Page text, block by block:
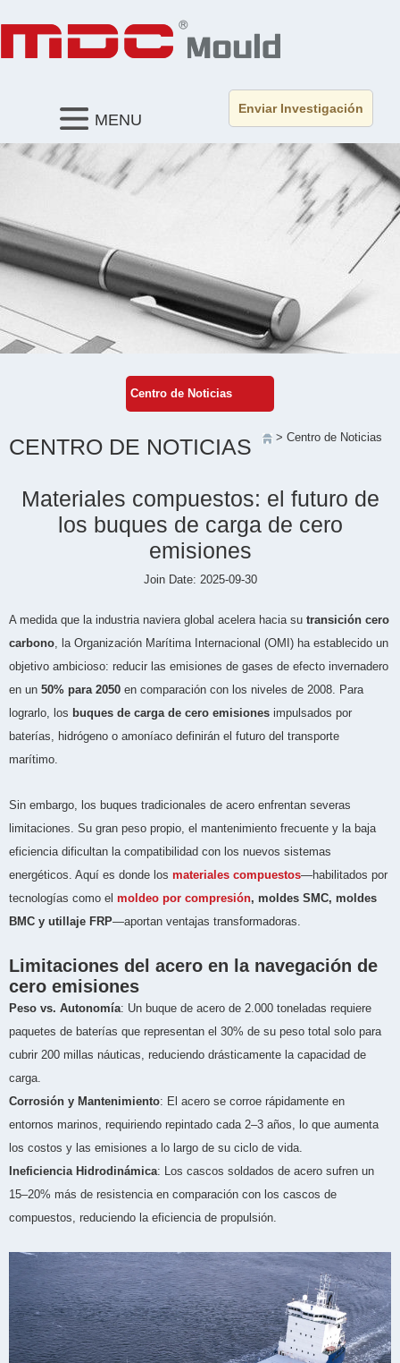
Enviar Investigación
MENU
Centro de Noticias
CENTRO DE NOTICIAS > Centro de Noticias
Materiales compuestos: el futuro de
los buques de carga de cero
emisiones
Join Date: 2025-09-30
A medida que la industria naviera global acelera hacia su transición cero
carbono, la Organización Marítima Internacional (OMI) ha establecido un
objetivo ambicioso: reducir las emisiones de gases de efecto invernadero
en un 50% para 2050 en comparación con los niveles de 2008. Para
lograrlo, los buques de carga de cero emisiones impulsados por
baterías, hidrógeno o amoníaco definirán el futuro del transporte
marítimo.
Sin embargo, los buques tradicionales de acero enfrentan severas
limitaciones. Su gran peso propio, el mantenimiento frecuente y la baja
eficiencia dificultan la compatibilidad con los nuevos sistemas
energéticos. Aquí es donde los materiales compuestos—habilitados por
tecnologías como el moldeo por compresión, moldes SMC, moldes
BMC y utillaje FRP—aportan ventajas transformadoras.
Limitaciones del acero en la navegación de
cero emisiones
Peso vs. Autonomía: Un buque de acero de 2.000 toneladas requiere
paquetes de baterías que representan el 30% de su peso total solo para
cubrir 200 millas náuticas, reduciendo drásticamente la capacidad de
carga.
Corrosión y Mantenimiento: El acero se corroe rápidamente en
entornos marinos, requiriendo repintado cada 2–3 años, lo que aumenta
los costos y las emisiones a lo largo de su ciclo de vida.
Ineficiencia Hidrodinámica: Los cascos soldados de acero sufren un
15–20% más de resistencia en comparación con los cascos de
compuestos, reduciendo la eficiencia de propulsión.